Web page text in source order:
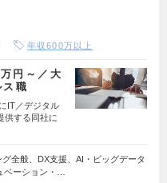
年収600万以上
円～／大
職
IT／デジタル
供する同社に
全般、DX支援、AI・ビッグデータ
ベーション・…